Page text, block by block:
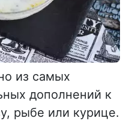
из самых
дополнений к
рыбе или курице.